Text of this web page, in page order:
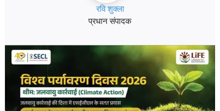
रवि शुक्ला
प्रधान संपादक